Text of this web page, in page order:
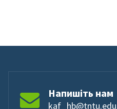
Напишіть нам